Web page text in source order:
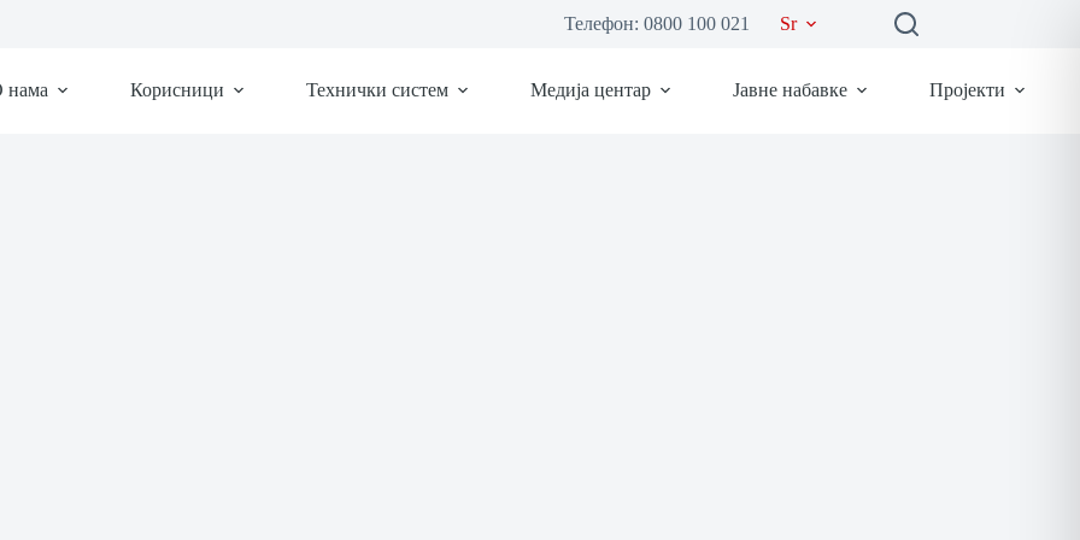
Телефон: 0800 100 021 Sr
нама Корисници Технички систем Медија центар Јавне набавке Пројекти